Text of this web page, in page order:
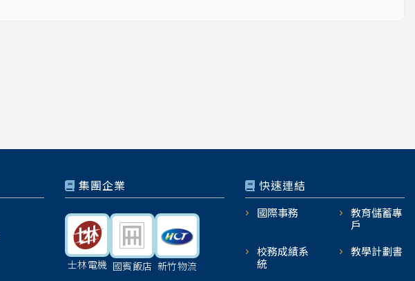
集團企業
士林電機 國賓飯店 新竹物流
快速連結
國際事務
教育儲蓄專
戶
校務成績系
統
教學計劃書